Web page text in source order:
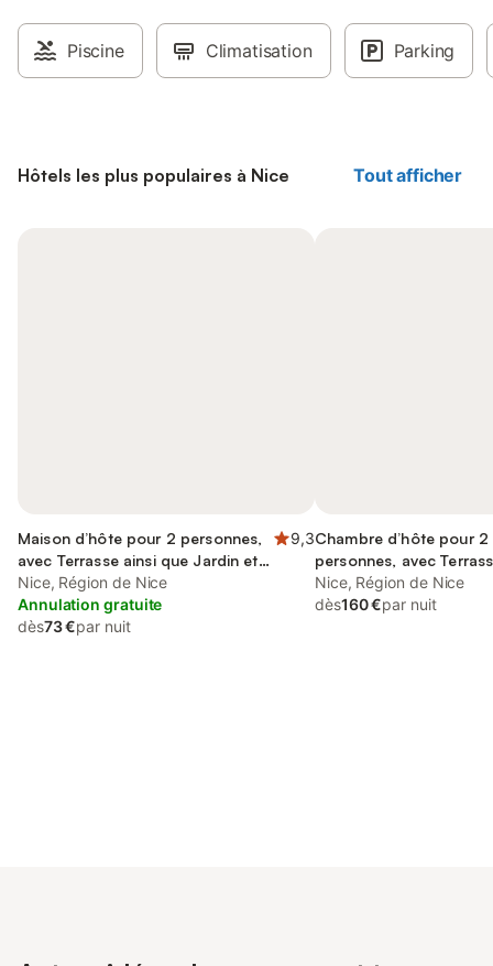
Piscine Climatisation Parking
Hôtels les plus populaires à Nice Tout afficher
Maison d’hôte pour 2 personnes,
avec Terrasse ainsi que Jardin et
Vue
9,3
Nice, Région de Nice
Annulation gratuite
dès73 €par nuit
Chambre d’hôte pour 2
personnes, avec
que Jardin et Vue
Nice, Région de Nice
dès160 €par nuit